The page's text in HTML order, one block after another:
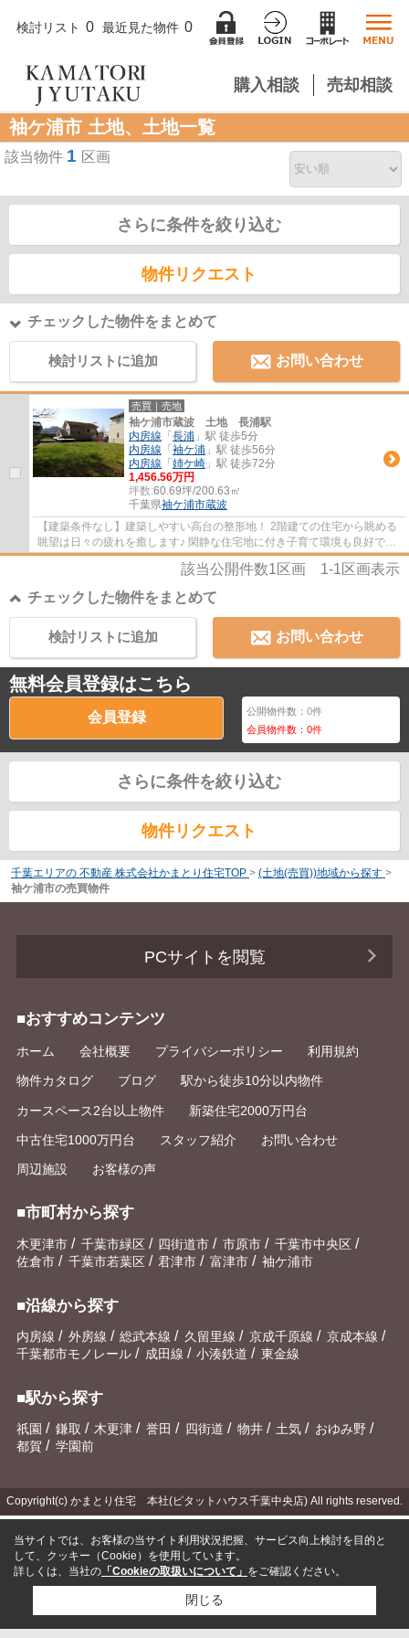
検討リスト 0 最近見た物件 0
購入相談 売却相談
袖ケ浦市 土地、土地一覧
該当物件 1 区画
さらに条件を絞り込む
物件リクエスト
チェックした物件をまとめて
検討リストに追加 お問い合わせ
売買｜売地
袖ケ浦市蔵波 土地 長浦駅
内房線 「 長浦 」駅 徒歩5分
内房線 「 袖ケ浦 」駅 徒歩56分
内房線 「 姉ケ崎 」駅 徒歩72分
1,456.56万円
坪数:60.69坪/200.63㎡
千葉県袖ケ浦市蔵波
【建築条件なし】建築しやすい高台の整形地！ 2階建ての住宅から眺める
眺望は日々の疲れを癒します♪ 閑静な住宅地に付き子育て環境も良好で
す！ 長浦駅まで徒歩約5分で便利！
該当公開件数1区画 1-1区画表示
チェックした物件をまとめて
お問い合わせ
検討リストに追加
無料会員登録はこちら
会員登録 公開物件数：0件
会員物件数：0件
さらに条件を絞り込む
物件リクエスト
千葉エリアの 不動産 株式会社かまとり住宅TOP > (土地(売買))地域から探す >
袖ケ浦市の売買物件
PCサイトを閲覧
■おすすめコンテンツ
ホーム 会社概要 プライバシーポリシー 利用規約
物件カタログ ブログ 駅から徒歩10分以内物件
カースペース2台以上物件 新築住宅2000万円台
中古住宅1000万円台 スタッフ紹介 お問い合わせ
周辺施設 お客様の声
■市町村から探す
木更津市 / 千葉市緑区 / 四街道市 / 市原市 / 千葉市中央区 /
佐倉市 / 千葉市若葉区 / 君津市 / 富津市 / 袖ケ浦市
■沿線から探す
内房線 / 外房線 / 総武本線 / 久留里線 / 京成千原線 / 京成本線 /
千葉都市モノレール / 成田線 / 小湊鉄道 / 東金線
■駅から探す
祇園 / 鎌取 / 木更津 / 誉田 / 四街道 / 物井 / 土気 / おゆみ野 /
都賀 / 学園前
Copyright(c) かまとり住宅 本社(ピタットハウス千葉中央店) All rights reserved.
当サイトでは、お客様の当サイト利用状況把握、サービス向上検討を目的と
して、クッキー（Cookie）を使用しています。
詳しくは、当社の 「Cookieの取扱いについて」 をご確認ください。
閉じる